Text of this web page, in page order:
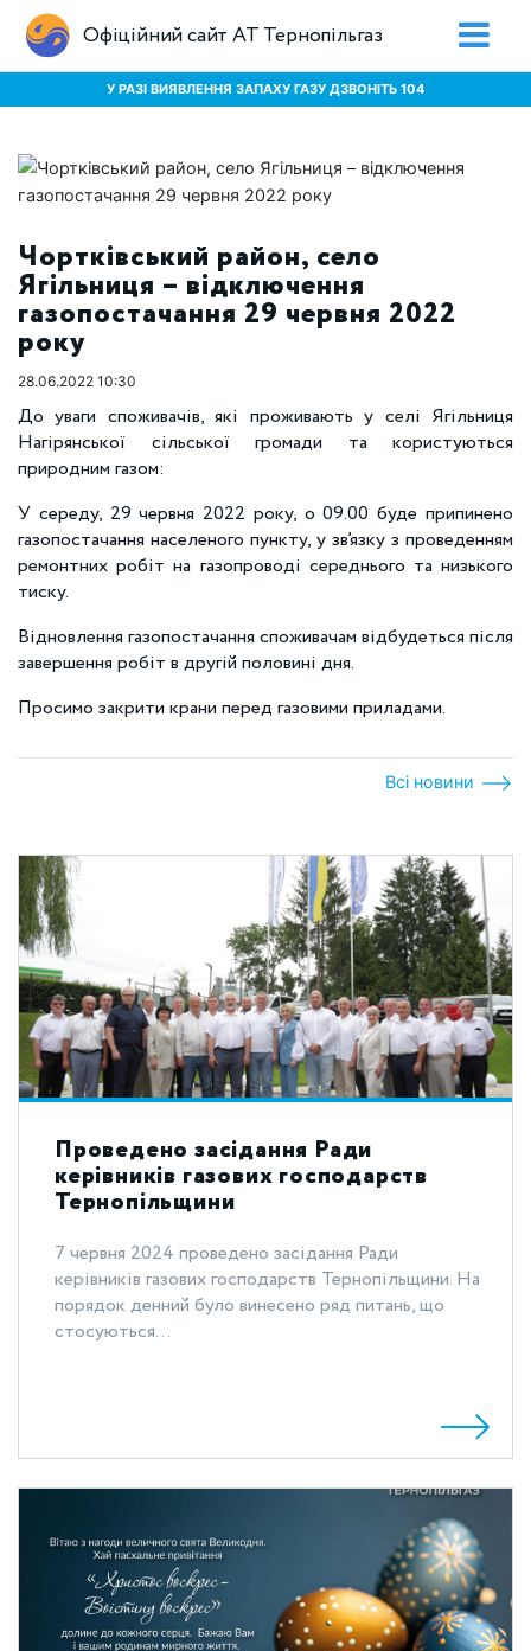
Офіційний сайт АТ Тернопільгаз
У РАЗІ ВИЯВЛЕННЯ ЗАПАХУ ГАЗУ ДЗВОНІТЬ 104
Чортківський район, село
Ягільниця – відключення
газопостачання 29 червня 2022
року
28.06.2022 10:30
До уваги споживачів, які проживають у селі Ягільниця
Нагірянської сільської громади та користуються
природним газом:
У середу, 29 червня 2022 року, о 09.00 буде припинено
газопостачання населеного пункту, у зв’язку з проведенням
ремонтних робіт на газопроводі середнього та низького
тиску.
Відновлення газопостачання споживачам відбудеться після
завершення робіт в другій половині дня.
Просимо закрити крани перед газовими приладами.
Всі новини
Проведено засідання Ради
керівників газових господарств
Тернопільщини
7 червня 2024 проведено засідання Ради
керівників газових господарств Тернопільщини. На
порядок денний було винесено ряд питань, що
стосуються...